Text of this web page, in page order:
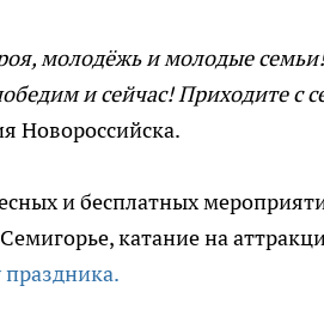
молодёжь и молодые
и сейчас! Приходите с
Новороссийска.
и бесплатных
катание на